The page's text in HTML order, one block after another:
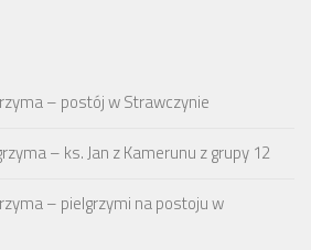
– postój w Strawczynie
– ks. Jan z Kamerunu z grupy 12
– pielgrzymi na postoju w